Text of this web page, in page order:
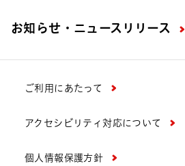
お知らせ・ニュースリリース
ご利用にあたって
アクセシビリティ対応について
個人情報保護方針